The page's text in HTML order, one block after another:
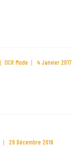
OCR Mode
4 Janvier 2017
29 Décembre 2016